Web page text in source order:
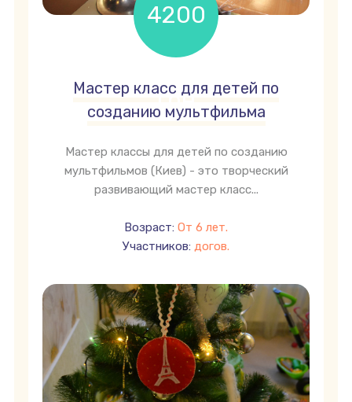
4200
грн
Мастер класс для детей по
созданию мультфильма
Мастер классы для детей по созданию
мультфильмов (Киев) - это творческий
развивающий мастер класс...
Возраст: От 6 лет.
Участников: догов.